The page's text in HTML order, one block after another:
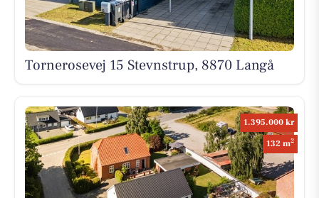
Tornerosevej 15 Stevnstrup, 8870 Langå
1.395.000 kr
132 m2